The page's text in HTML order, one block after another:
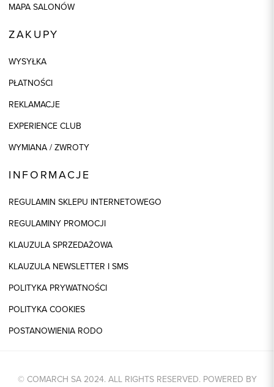
MAPA SALONÓW
ZAKUPY
WYSYŁKA
PŁATNOŚCI
REKLAMACJE
EXPERIENCE CLUB
WYMIANA / ZWROTY
INFORMACJE
REGULAMIN SKLEPU INTERNETOWEGO
REGULAMINY PROMOCJI
KLAUZULA SPRZEDAŻOWA
KLAUZULA NEWSLETTER I SMS
POLITYKA PRYWATNOŚCI
POLITYKA COOKIES
POSTANOWIENIA RODO
© COMARCH SA 2024. ALL RIGHTS RESERVED. POWERED BY